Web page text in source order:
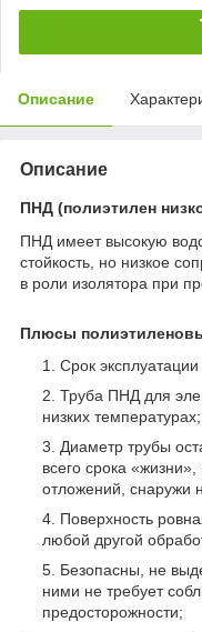
Описание
Описание
ПНД (полиэтилен
ПНД имеет высокую
стойкость, но низкое
в роли изолятора при
Плюсы
Срок
Труба ПНД для
низких температурах;
Диаметр трубы
всего срока
отложений, снаружи
Поверхность
любой другой
Безопасны, не
ними не требует
предосторожности;